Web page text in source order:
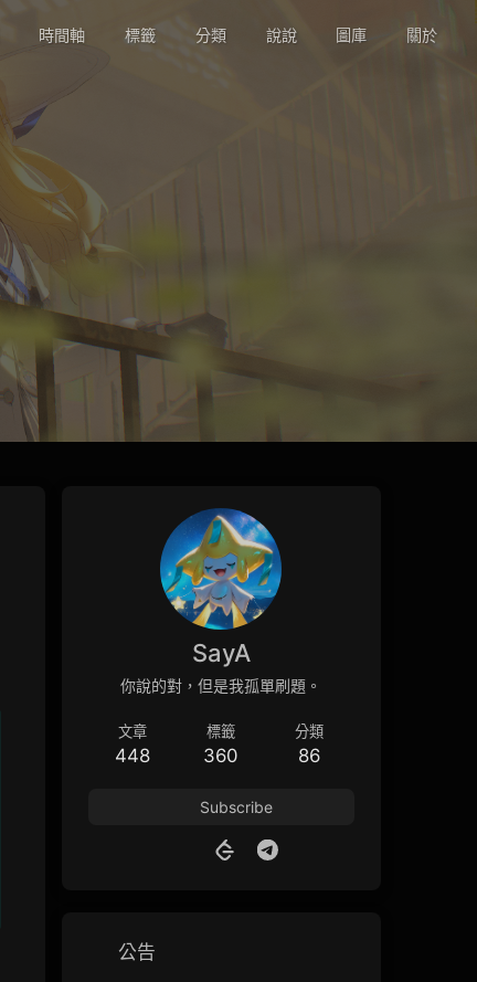
時間軸 標籤 分類 說說 圖庫 關於
SayA
你說的對，但是我孤單刷題。
文章
448
標籤
360
分類
86
Subscribe
公告